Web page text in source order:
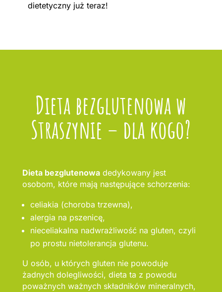
dietetyczny już teraz!
Dieta bezglutenowa w
Straszynie – dla kogo?
Dieta bezglutenowadedykowany jest
osobom, które mają następujące schorzenia:
celiakia (choroba trzewna),
alergia na pszenicę,
nieceliakalna nadwrażliwość na gluten, czyli
po prostu nietolerancja glutenu.
U osób, u których gluten nie powoduje
żadnych dolegliwości, dieta ta z powodu
poważnych ważnych składników mineralnych,